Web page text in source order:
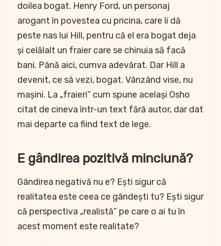
doilea bogat. Henry Ford, un personaj
arogant în povestea cu pricina, care îi dă
peste nas lui Hill, pentru că el era bogat deja
și celălalt un fraier care se chinuia să facă
bani. Până aici, cumva adevărat. Dar Hill a
devenit, ce să vezi, bogat. Vânzând vise, nu
mașini. La „fraieri” cum spune același Osho
citat de cineva într-un text fără autor, dar dat
mai departe ca fiind text de lege.
E gândirea pozitivă minciună?
Gândirea negativă nu e? Ești sigur că
realitatea este ceea ce gândești tu? Ești sigur
că perspectiva „realistă” pe care o ai tu în
acest moment este realitate?